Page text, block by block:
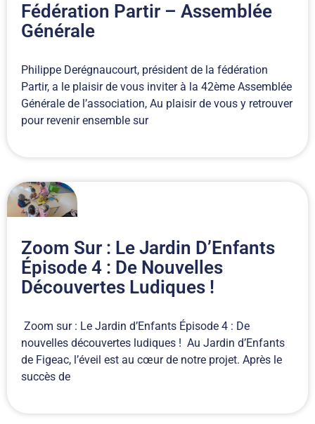
Fédération Partir – Assemblée
Générale
Philippe Derégnaucourt, président de la fédération
Partir, a le plaisir de vous inviter à la 42ème Assemblée
Générale de l’association, Au plaisir de vous y retrouver
pour revenir ensemble sur
Zoom Sur : Le Jardin D’Enfants
Épisode 4 : De Nouvelles
Découvertes Ludiques !
Zoom sur : Le Jardin d’Enfants Épisode 4 : De
nouvelles découvertes ludiques ! Au Jardin d’Enfants
de Figeac, l’éveil est au cœur de notre projet. Après le
succès de